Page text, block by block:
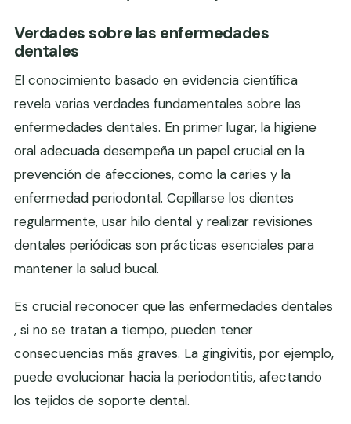
Verdades sobre las enfermedades
dentales
El conocimiento basado en evidencia científica
revela varias verdades fundamentales sobre las
enfermedades dentales. En primer lugar, la higiene
oral adecuada desempeña un papel crucial en la
prevención de afecciones, como la caries y la
enfermedad periodontal. Cepillarse los dientes
regularmente, usar hilo dental y realizar revisiones
dentales periódicas son prácticas esenciales para
mantener la salud bucal.
Es crucial reconocer que las enfermedades dentales
, si no se tratan a tiempo, pueden tener
consecuencias más graves. La gingivitis, por ejemplo,
puede evolucionar hacia la periodontitis, afectando
los tejidos de soporte dental.